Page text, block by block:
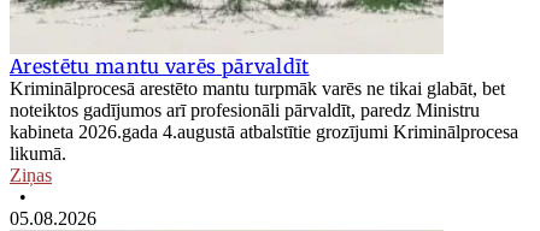
Arestētu mantu varēs pārvaldīt
Kriminālprocesā arestēto mantu turpmāk varēs ne tikai glabāt, bet
noteiktos gadījumos arī profesionāli pārvaldīt, paredz Ministru
kabineta 2026.gada 4.augustā atbalstītie grozījumi Kriminālprocesa
likumā.
Ziņas
•
05.08.2026